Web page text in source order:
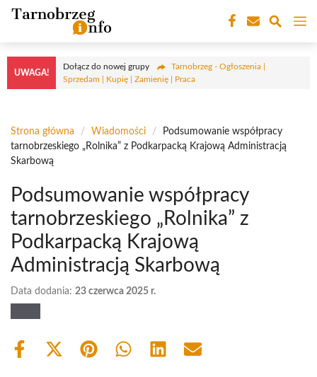
Przejdź
treści
UWAGA!
Dołącz do nowej grupy
Tarnobrzeg - Ogłoszenia |
Sprzedam | Kupię | Zamienię | Praca
Strona główna / Wiadomości /
Podsumowanie współpracy
tarnobrzeskiego „Rolnika” z Podkarpacką Krajową Administracją
Skarbową
Podsumowanie współpracy
tarnobrzeskiego „Rolnika” z
Podkarpacką Krajową
Administracją Skarbową
Data dodania: 23 czerwca 2025 r.
Share
Share Share Share Share Share